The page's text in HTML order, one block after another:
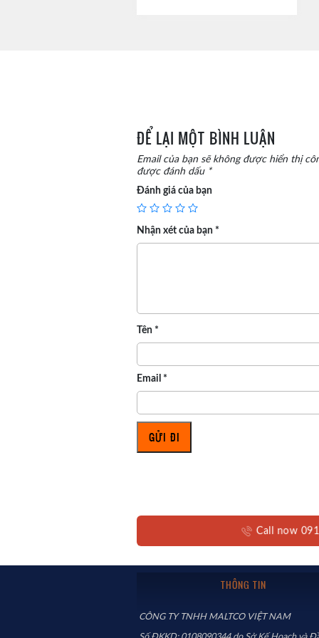
ĐỂ LẠI MỘT BÌNH LUẬN
Email của bạn sẽ không được hiển thị
được đánh dấu *
Đánh giá của bạn
Nhận xét của bạn *
Tên *
Email *
Call now
THÔNG TIN
CÔNG TY TNHH MALTCO VIỆT NAM